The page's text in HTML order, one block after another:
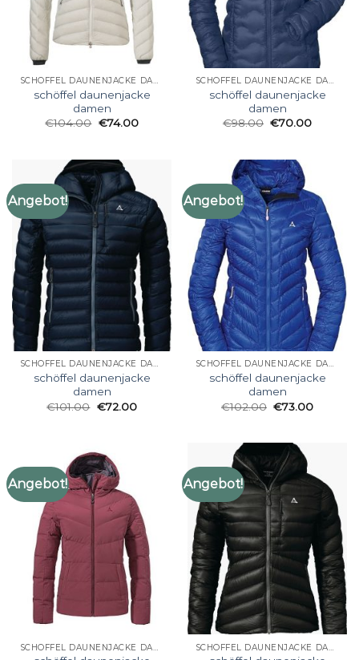
SCHÖFFEL DAUNENJACKE DAMEN
schöffel daunenjacke
damen
€104.00 €74.00
SCHÖFFEL DAUNENJACKE DAMEN
schöffel daunenjacke
damen
€98.00 €70.00
Angebot!
SCHÖFFEL DAUNENJACKE DAMEN
schöffel daunenjacke
damen
€101.00 €72.00
Angebot!
SCHÖFFEL DAUNENJACKE DAMEN
schöffel daunenjacke
damen
€102.00 €73.00
Angebot!
SCHÖFFEL DAUNENJACKE DAMEN
Angebot!
SCHÖFFEL DAUNENJACKE DAMEN